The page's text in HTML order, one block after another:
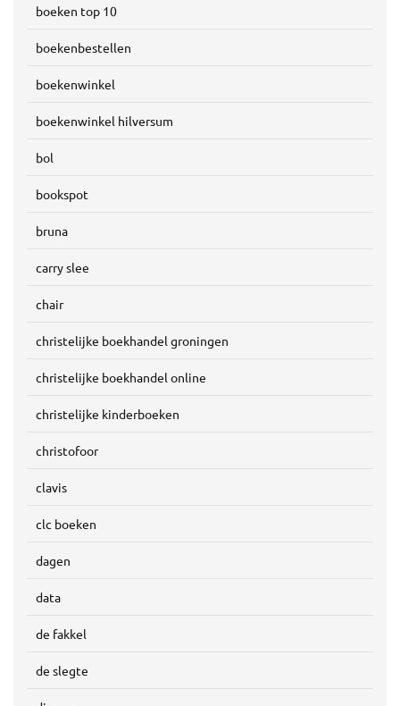
boeken top 10
boekenbestellen
boekenwinkel
boekenwinkel hilversum
bol
bookspot
bruna
carry slee
chair
christelijke boekhandel groningen
christelijke boekhandel online
christelijke kinderboeken
christofoor
clavis
clc boeken
dagen
data
de fakkel
de slegte